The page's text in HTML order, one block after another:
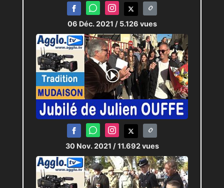
06 Déc. 2021 / 5.126 vues
30 Nov. 2021 / 11.692 vues